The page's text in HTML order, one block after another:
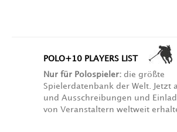
POLO+10 PLAYERS LIST
Nur für Polospieler: die größte
Spielerdatenbank der Welt. Jetzt
und Ausschreibungen und
von Veranstaltern weltweit